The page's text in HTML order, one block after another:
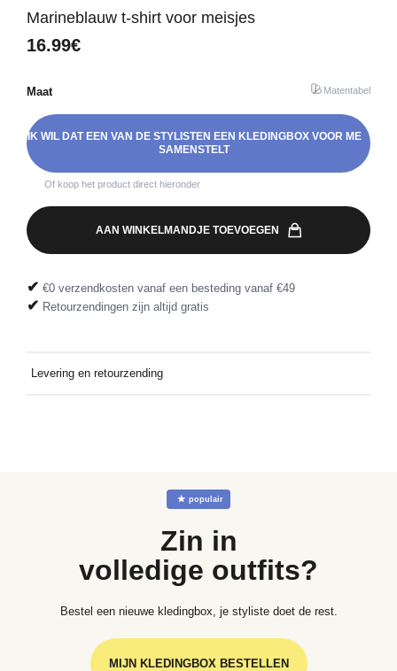
Marineblauw t-shirt voor meisjes
16.99€
Maat Matentabel
IK WIL DAT EEN VAN DE STYLISTEN EEN KLEDINGBOX VOOR ME
SAMENSTELT
Of koop het product direct hieronder
AAN WINKELMANDJE TOEVOEGEN
✔ €0 verzendkosten vanaf een besteding vanaf €49
✔ Retourzendingen zijn altijd gratis
Levering en retourzending
☆ populair
Zin in
volledige outfits?
Bestel een nieuwe kledingbox, je styliste doet de rest.
MIJN KLEDINGBOX BESTELLEN